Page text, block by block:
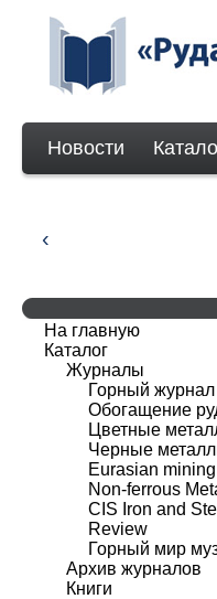
Новости
На главную
Каталог
Журналы
Горный журнал
Обогащение
Цветные
Черные
Eurasian mining
Non-ferrous
CIS Iron and
Review
Горный мир
Архив журналов
Книги